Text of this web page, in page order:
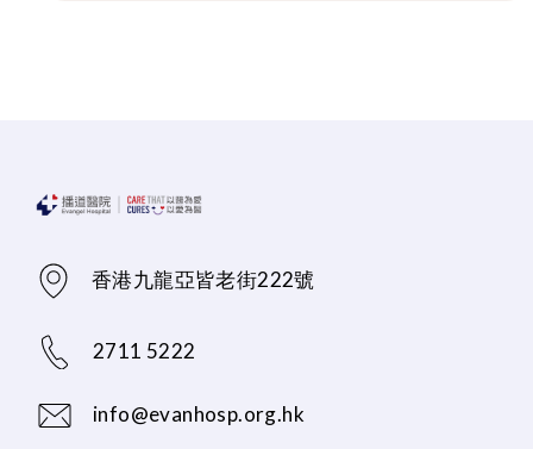
香港九龍亞皆老街222號
2711 5222
info@evanhosp.org.hk